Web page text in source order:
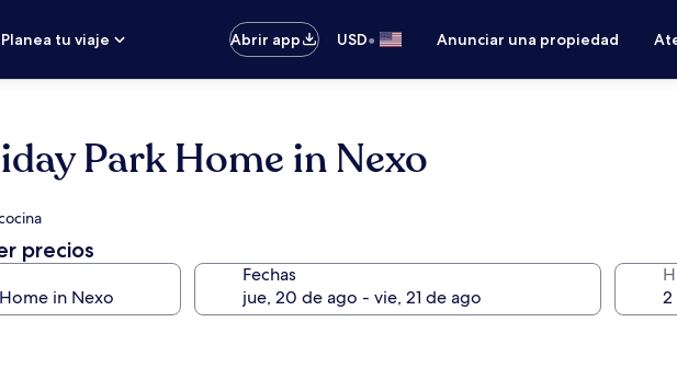
Planea tu viaje
Abrir app USD• Anunciar una propiedad
Park Home in Nexo
precios
Fechas